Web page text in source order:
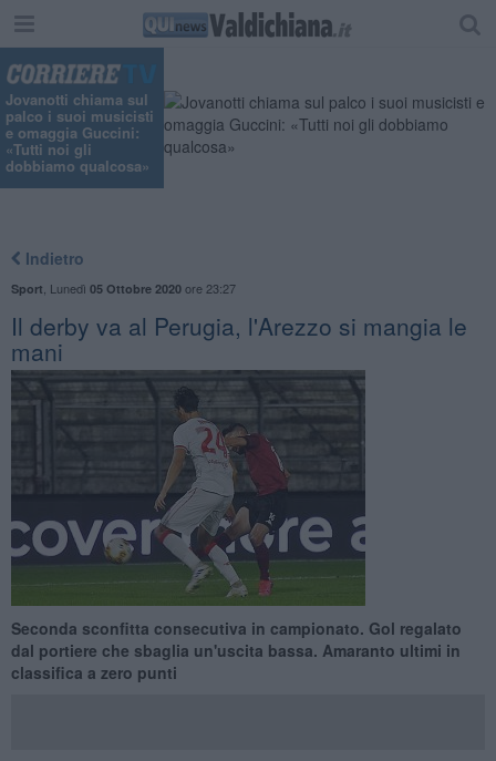
Jovanotti chiama sul
palco i suoi musicisti
e omaggia Guccini:
«Tutti noi gli
dobbiamo qualcosa»
Indietro
Sport Lunedì 05 Ottobre 2020ore 23:27
Il derby va al Perugia, l'Arezzo si mangia le
mani
Seconda sconfitta consecutiva in campionato. Gol regalato
dal portiere che sbaglia un'uscita bassa. Amaranto ultimi in
classifica a zero punti